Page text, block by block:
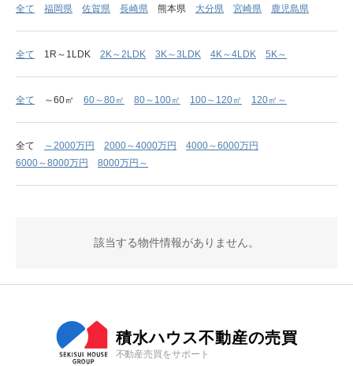
全て 福岡県 佐賀県 長崎県 熊本県 大分県 宮崎県 鹿児島県
全て 1R～1LDK 2K～2LDK 3K～3LDK 4K～4LDK 5K～
全て ～60㎡ 60～80㎡ 80～100㎡ 100～120㎡ 120㎡～
全て ～2000万円 2000～4000万円
4000～6000万円
6000～8000万円
8000万円～
該当する物件情報がありません。
積水ハウス不動産の売買
不動産売買をサポート